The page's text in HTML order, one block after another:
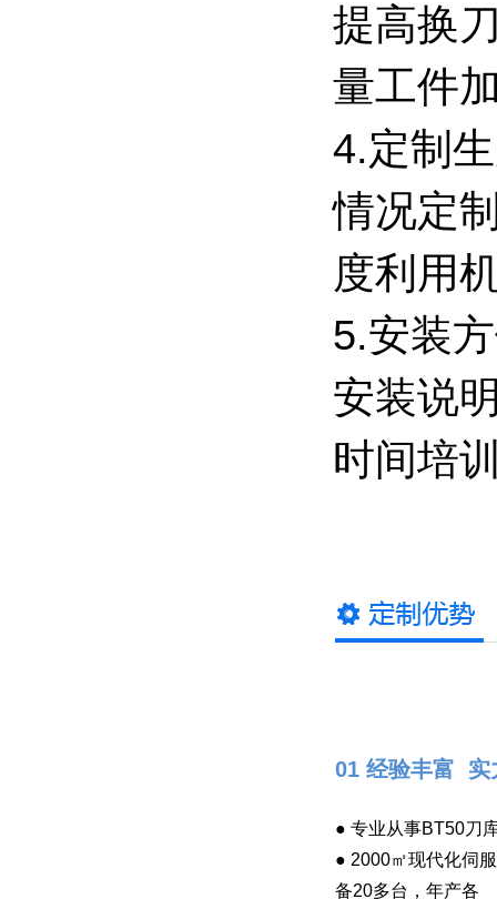
提高换
量工件
4.定制
情况定
度利用
5.安装
安装说
时间培
01 经验丰富
● 专业从事BT50刀
● 2000㎡现代化伺
备20多台，年产各